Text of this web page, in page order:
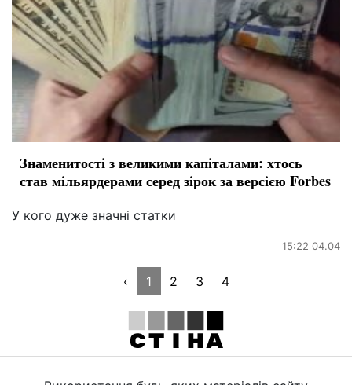
Знаменитості з великими капіталами: хтось
став мільярдерами серед зірок за версією Forbes
У кого дуже значні статки
15:22 04.04
‹ 1 2 3 4